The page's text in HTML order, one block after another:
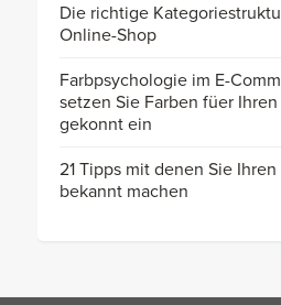
Die richtige
Online-Shop
Farbpsychologie im E-
setzen Sie Farben füer
gekonnt ein
21 Tipps mit denen Sie
bekannt machen